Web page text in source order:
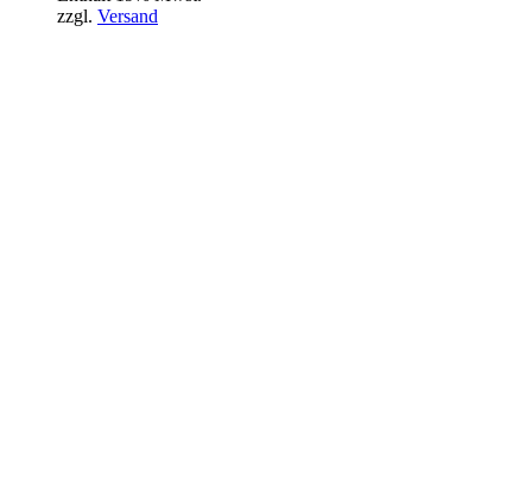
zzgl. Versand